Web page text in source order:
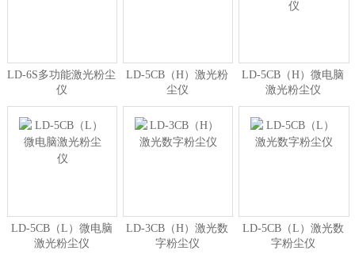
LD-6S多功能激光粉尘
仪
LD-5CB（H）激光粉
尘仪
LD-5CB（H）微电脑
激光粉尘仪
LD-5CB（L）微电脑
激光粉尘仪
LD-3CB（H）激光数
字粉尘仪
LD-5CB（L）激光数
字粉尘仪